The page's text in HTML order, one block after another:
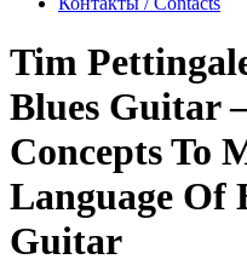
Tim
Blues Guitar
Concepts To
Language Of
Guitar